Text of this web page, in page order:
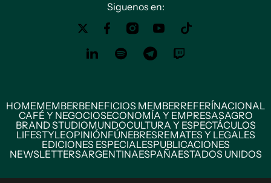
Siguenos en:
HOMEMEMBERBENEFICIOS MEMBERREFERÍNACIONAL
CAFÉ Y NEGOCIOSECONOMÍA Y EMPRESASAGRO
BRAND STUDIOMUNDOCULTURA Y ESPECTÁCULOS
LIFESTYLEOPINIÓNFÚNEBRESREMATES Y LEGALES
EDICIONES ESPECIALESPUBLICACIONES
NEWSLETTERSARGENTINAESPAÑAESTADOS UNIDOS